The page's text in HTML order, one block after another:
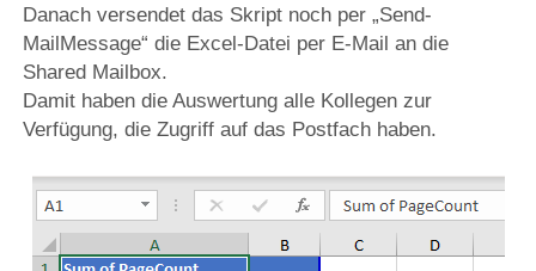
Danach versendet das Skript noch per „Send-
MailMessage“ die Excel-Datei per E-Mail an die
Shared Mailbox.
Damit haben die Auswertung alle Kollegen zur
Verfügung, die Zugriff auf das Postfach haben.